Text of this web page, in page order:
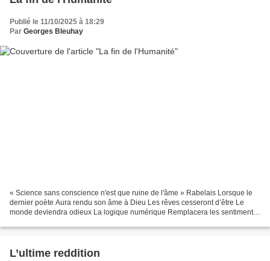
Publié le 11/10/2025 à 18:29
Par Georges Bleuhay
« Science sans conscience n'est que ruine de l'âme » Rabelais Lorsque le
dernier poète Aura rendu son âme à Dieu Les rêves cesseront d’être Le
monde deviendra odieux La logique numérique Remplacera les sentiments
L’ultime reddition